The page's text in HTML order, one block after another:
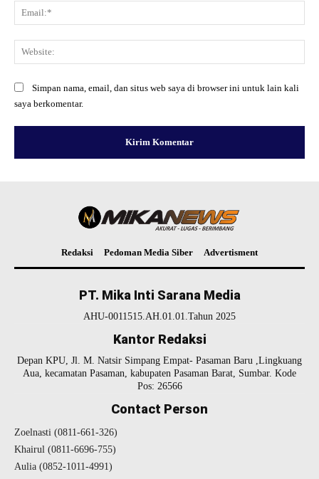
Simpan nama, email, dan situs web saya di browser ini untuk lain kali
saya berkomentar.
Redaksi Pedoman Media Siber Advertisment
PT. Mika Inti Sarana Media
AHU-0011515.AH.01.01.Tahun 2025
Kantor Redaksi
Depan KPU, Jl. M. Natsir Simpang Empat- Pasaman Baru ,Lingkuang
Aua, kecamatan Pasaman, kabupaten Pasaman Barat, Sumbar. Kode
Pos: 26566
Contact Person
Zoelnasti (0811-661-326)
Khairul (0811-6696-755)
Aulia (0852-1011-4991)